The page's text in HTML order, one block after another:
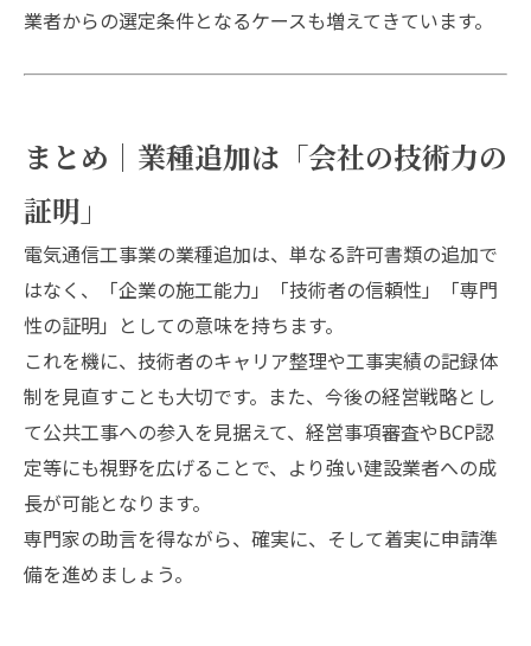
業者からの選定条件となるケースも増えてきています。
まとめ｜業種追加は「会社の技術力の
証明」
電気通信工事業の業種追加は、単なる許可書類の追加で
はなく、「企業の施工能力」「技術者の信頼性」「専門
性の証明」としての意味を持ちます。
これを機に、技術者のキャリア整理や工事実績の記録体
制を見直すことも大切です。また、今後の経営戦略とし
て公共工事への参入を見据えて、経営事項審査やBCP認
定等にも視野を広げることで、より強い建設業者への成
長が可能となります。
専門家の助言を得ながら、確実に、そして着実に申請準
備を進めましょう。